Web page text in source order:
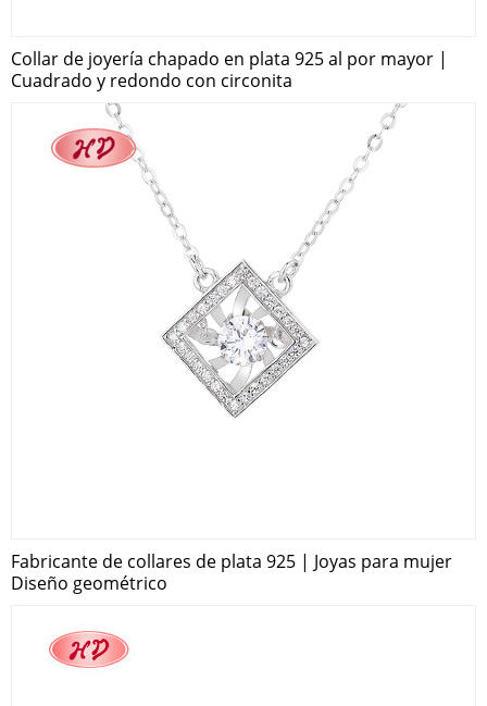
Collar de joyería chapado en plata 925 al por mayor |
Cuadrado y redondo con circonita
Fabricante de collares de plata 925 | Joyas para mujer
Diseño geométrico